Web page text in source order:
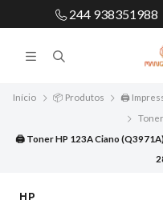
244 938351988
Início 📦 Produtos 🖨️
🖨️ Toner HP 123A Ciano
HP